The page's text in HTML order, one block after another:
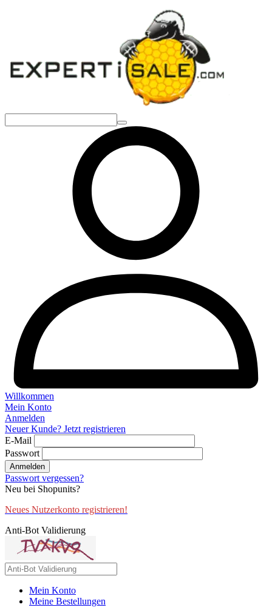
Willkommen
Mein Konto
Anmelden
Neuer Kunde? Jetzt registrieren
E-Mail
Passwort
Anmelden
Passwort vergessen?
Neu bei Shopunits?
Neues Nutzerkonto registrieren!
Anti-Bot Validierung
Mein Konto
Meine Bestellungen